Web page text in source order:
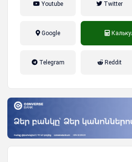
Youtube Twitter
Google
Telegram Reddit